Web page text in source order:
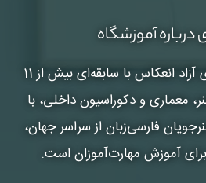
آموزشگاه
آزاد انعکاس
با سابقه‌ای بیش از 11
معماری و دکوراسیون داخلی، با
فارسی‌زبان از سراسر جهان،
آموزش مهارت‌آموزان است.